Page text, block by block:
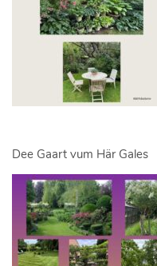
Dee Gaart vum Här Gales